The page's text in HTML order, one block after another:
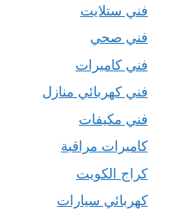
فني ستلايت
فني صحي
فني كاميرات
فني كهربائي منازل
فني مكيفات
كاميرات مراقبة
كراج الكويت
كهربائي سيارات